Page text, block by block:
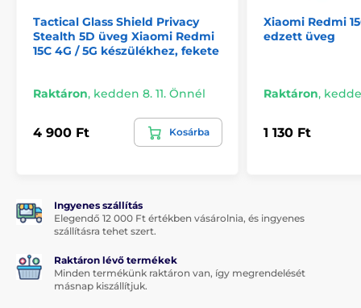
2× felszerelési készlet
Tactical Glass Shield Privacy
Stealth 5D üveg Xiaomi Redmi
15C 4G / 5G készülékhez, fekete
Raktáron, kedden 8. 11. Önnél
4 900 Ft Kosárba
Xiaomi Redmi
edzett üveg
Raktáron,
1 130 Ft
Ingyenes szállítás
Elegendő 12 000 Ft értékben vásárolnia, és ingyenes
szállításra tehet szert.
Raktáron lévő termékek
Minden termékünk raktáron van, így megrendelését
másnap kiszállítjuk.